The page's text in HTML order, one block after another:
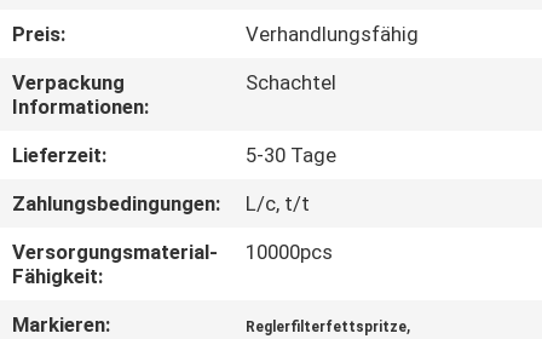
QUALITÄTSKONTROLLE
TRETEN
SIE
MIT
IN
VERBINDUNG
Preis:
Verhandlungsfähig
Verpackung
Informationen:
Schachtel
Lieferzeit:
5-30 Tage
Zahlungsbedingungen:
L/c, t/t
Versorgungsmaterial-
Fähigkeit:
10000pcs
Markieren: Reglerfilterfettspritze,